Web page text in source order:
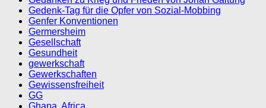
Gedenk-Tag für die Opfer von Sozial-Mobbing
Genfer Konventionen
Germersheim
Gesellschaft
Gesundheit
gewerkschaft
Gewerkschaften
Gewissensfreiheit
GG